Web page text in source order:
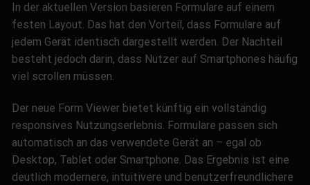
In der aktuellen Version basieren Formulare auf einem
festen Layout. Das hat den Vorteil, dass Formulare auf
jedem Gerät identisch dargestellt werden. Der Nachteil
besteht jedoch darin, dass Nutzer auf Smartphones häufig
viel scrollen müssen.
Der neue Form Viewer bietet künftig ein vollständig
responsives Nutzungserlebnis. Formulare passen sich
automatisch an das verwendete Gerät an – egal ob
Desktop, Tablet oder Smartphone. Das Ergebnis ist eine
deutlich modernere, intuitivere und benutzerfreundlichere